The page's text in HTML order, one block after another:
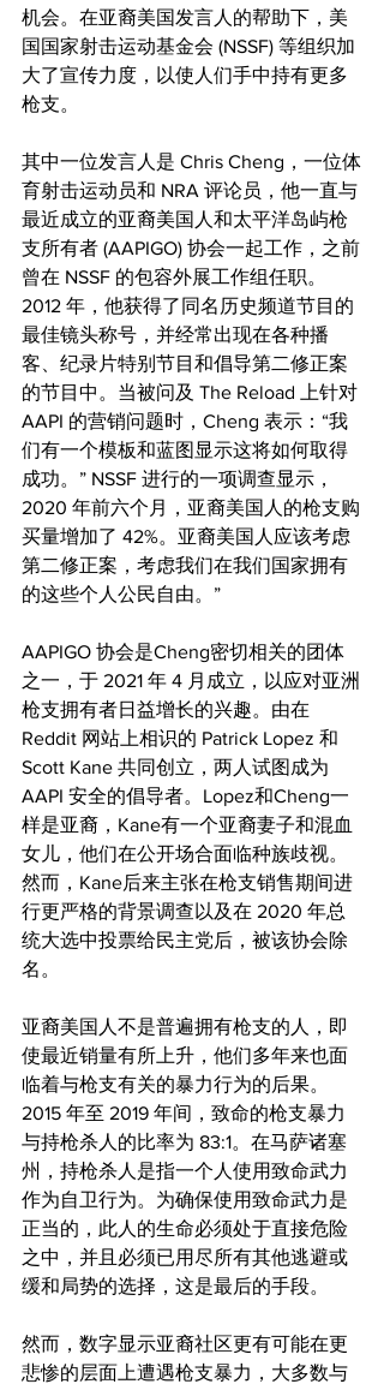
机会。在亚裔美国发言人的帮助下，美
国国家射击运动基金会 (NSSF) 等组织加
大了宣传力度，以使人们手中持有更多
枪支。
其中一位发言人是 Chris Cheng，一位体
育射击运动员和 NRA 评论员，他一直与
最近成立的亚裔美国人和太平洋岛屿枪
支所有者 (AAPIGO) 协会一起工作，之前
曾在 NSSF 的包容外展工作组任职。
2012 年，他获得了同名历史频道节目的
最佳镜头称号，并经常出现在各种播
客、纪录片特别节目和倡导第二修正案
的节目中。当被问及 The Reload 上针对
AAPI 的营销问题时，Cheng 表示：“我
们有一个模板和蓝图显示这将如何取得
成功。” NSSF 进行的一项调查显示，
2020 年前六个月，亚裔美国人的枪支购
买量增加了 42%。亚裔美国人应该考虑
第二修正案，考虑我们在我们国家拥有
的这些个人公民自由。”
AAPIGO 协会是Cheng密切相关的团体
之一，于 2021 年 4 月成立，以应对亚洲
枪支拥有者日益增长的兴趣。由在
Reddit 网站上相识的 Patrick Lopez 和
Scott Kane 共同创立，两人试图成为
AAPI 安全的倡导者。Lopez和Cheng一
样是亚裔，Kane有一个亚裔妻子和混血
女儿，他们在公开场合面临种族歧视。
然而，Kane后来主张在枪支销售期间进
行更严格的背景调查以及在 2020 年总
统大选中投票给民主党后，被该协会除
名。
亚裔美国人不是普遍拥有枪支的人，即
使最近销量有所上升，他们多年来也面
临着与枪支有关的暴力行为的后果。
2015 年至 2019 年间，致命的枪支暴力
与持枪杀人的比率为 83:1。在马萨诸塞
州，持枪杀人是指一个人使用致命武力
作为自卫行为。为确保使用致命武力是
正当的，此人的生命必须处于直接危险
之中，并且必须已用尽所有其他逃避或
缓和局势的选择，这是最后的手段。
然而，数字显示亚裔社区更有可能在更
悲惨的层面上遭遇枪支暴力，大多数与